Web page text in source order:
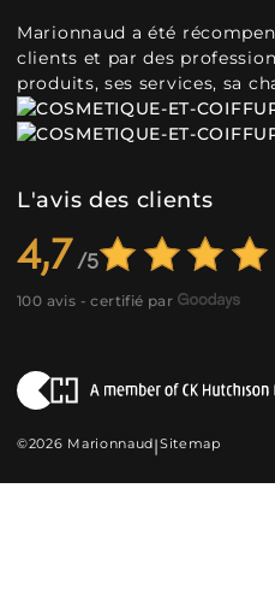
Marionnaud a été
clients et par des
produits, ses services, sa
L'avis des clients
4,7
100 avis - certifié par
©2026 Marionnaud|Sitemap